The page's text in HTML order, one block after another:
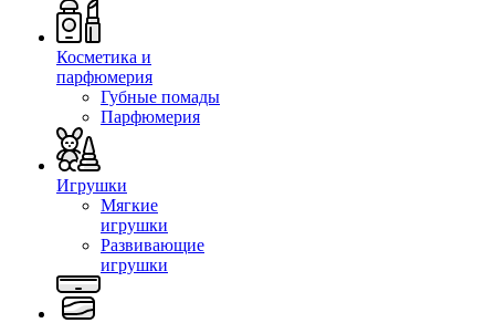
Косметика и
парфюмерия
Губные помады
Парфюмерия
Игрушки
Мягкие
игрушки
Развивающие
игрушки